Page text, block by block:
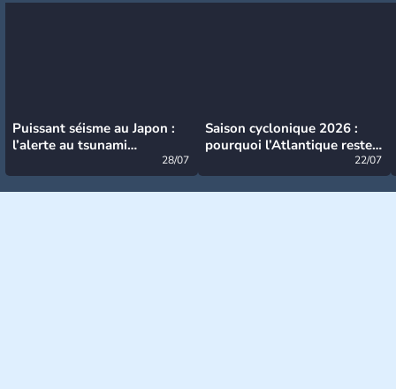
Puissant séisme au Japon :
l’alerte au tsunami
28/07
Saison cyclonique 2026 :
pourquoi l’Atlantique reste
22/07